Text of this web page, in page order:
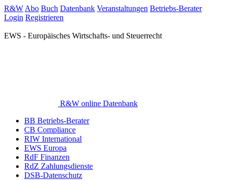
R&W Abo Buch Datenbank Veranstaltungen Betriebs-Berater
Login Registrieren
EWS - Europäisches Wirtschafts- und Steuerrecht
R&W online Datenbank
BB Betriebs-Berater
CB Compliance
RIW International
EWS Europa
RdF Finanzen
RdZ Zahlungsdienste
DSB-Datenschutz